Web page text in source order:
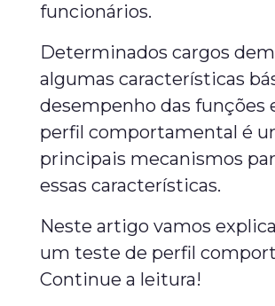
funcionários.
Determinados cargos
algumas características
desempenho das funções
perfil comportamental é
principais mecanismos
essas características.
Neste artigo vamos
um teste de perfil
Continue a leitura!